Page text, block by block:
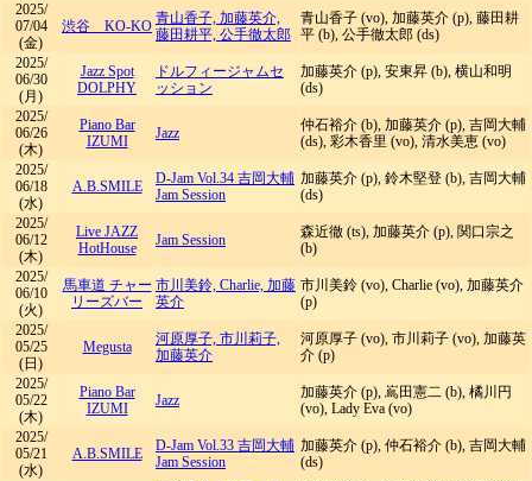
2025/
07/04
(金)
渋谷 KO-KO 青山香子, 加藤英介,
藤田耕平, 公手徹太郎
青山香子 (vo), 加藤英介 (p), 藤田耕
平 (b), 公手徹太郎 (ds)
2025/
06/30
(月)
Jazz Spot
DOLPHY
ドルフィージャムセ
ッション
加藤英介 (p), 安東昇 (b), 横山和明
(ds)
2025/
06/26
(木)
Piano Bar
IZUMI
Jazz
仲石裕介 (b), 加藤英介 (p), 吉岡大輔
(ds), 彩木香里 (vo), 清水美恵 (vo)
2025/
06/18
(水)
A.B.SMILE
D-Jam Vol.34 吉岡大輔
Jam Session
加藤英介 (p), 鈴木堅登 (b), 吉岡大輔
(ds)
2025/
06/12
(木)
Live JAZZ
HotHouse
Jam Session
森近徹 (ts), 加藤英介 (p), 関口宗之
(b)
2025/
06/10
(火)
馬車道 チャー
リーズバー
市川美鈴, Charlie, 加藤
英介
市川美鈴 (vo), Charlie (vo), 加藤英介
(p)
2025/
05/25
(日)
Megusta
河原厚子, 市川莉子,
加藤英介
河原厚子 (vo), 市川莉子 (vo), 加藤英
介 (p)
2025/
05/22
(木)
Piano Bar
IZUMI
Jazz
加藤英介 (p), 嶌田憲二 (b), 橘川円
(vo), Lady Eva (vo)
2025/
05/21
(水)
A.B.SMILE
D-Jam Vol.33 吉岡大輔
Jam Session
加藤英介 (p), 仲石裕介 (b), 吉岡大輔
(ds)